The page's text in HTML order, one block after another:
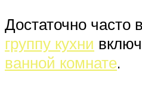
Достаточно часто в
группу кухни
ванной комнате.